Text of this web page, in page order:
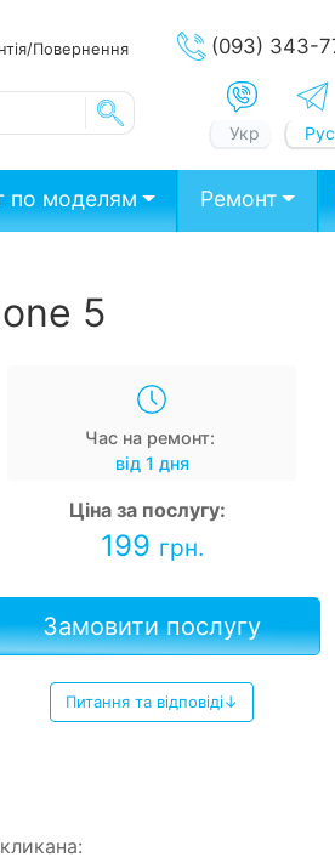
Повернення (093) 343-
Укр Рус
по моделям Ремонт
5
Час на ремонт:
від 1 дня
Ціна за послугу:
199 грн.
Замовити послугу
Питання та відповіді↓